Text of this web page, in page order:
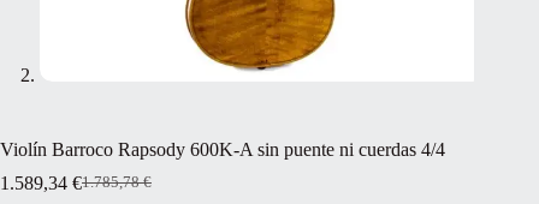
Violín Barroco Rapsody 600K-A sin puente ni cuerdas 4/4
1.785,78€
El
1.589,34 €
El